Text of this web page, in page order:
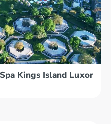
Kings Island Luxor